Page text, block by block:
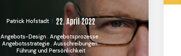
Patrick Hofstadt 22. April 2022
Angebots-Design Angebotsprozesse
Angebotsstrategie Ausschreibungen
Führung und Persönlichkeit